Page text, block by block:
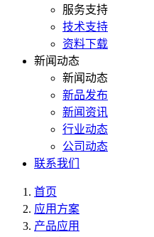
服务支持
技术支持
资料下载
新闻动态
新闻动态
新品发布
新闻资讯
行业动态
公司动态
联系我们
首页
应用方案
产品应用